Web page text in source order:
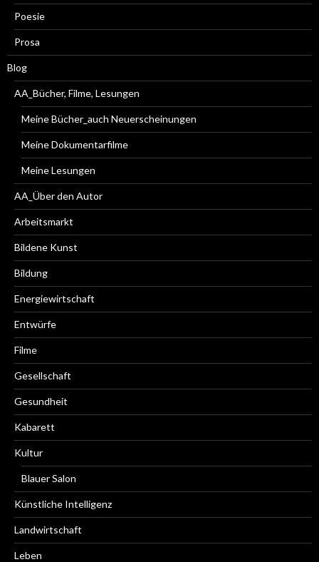
Poesie
Prosa
Blog
AA_Bücher, Filme, Lesungen
Meine Bücher_auch Neuerscheinungen
Meine Dokumentarfilme
Meine Lesungen
AA_Über den Autor
Arbeitsmarkt
Bildene Kunst
Bildung
Energiewirtschaft
Entwürfe
Filme
Gesellschaft
Gesundheit
Kabarett
Kultur
Blauer Salon
Künstliche Intelligenz
Landwirtschaft
Leben